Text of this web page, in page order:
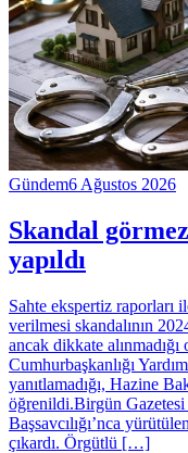
Gündem6 Ağustos 2026
Skandal
yapıldı
Sahte ekspertiz raporları
verilmesi skandalının
ancak dikkate
Cumhurbaşkanlığı
yanıtlamadığı, Hazine
öğrenildi.Birgün
Başsavcılığı’nca
çıkardı. Örgütlü […]